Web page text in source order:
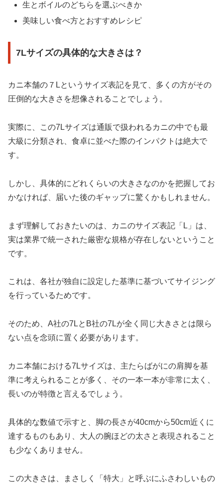
生とボイルのどちらを選ぶべきか
美味しい食べ方とおすすめレシピ
7Lサイズの具体的な大きさは？
カニ本舗の７Lというサイズ表記を見て、多くの方がその
圧倒的な大きさを想像されることでしょう。
実際に、この7Lサイズは通販で扱われるカニの中でも最
大級に分類され、食卓に並べた際のインパクトは絶大で
す。
しかし、具体的にどれくらいの大きさなのかを把握してお
かなければ、届いた後のギャップに驚くかもしれません。
まず理解しておきたいのは、カニのサイズ表記「L」は、
実は業界で統一された厳密な規格が存在しないということ
です。
これは、各社が独自に設定した基準に基づいてサイジング
を行っているためです。
そのため、A社の7LとB社の7Lが全く同じ大きさとは限ら
ない点を念頭に置く必要があります。
カニ本舗における7Lサイズは、主たらばがにの肩脚を基
準に考えられることが多く、その一本一本が非常に太く、
長いのが特徴と言えるでしょう。
具体的な数値で示すと、脚の長さが40cmから50cm近くに
達するものもあり、大人の腕ほどの太さと表現されること
も少なくありません。
この大きさは、まさしく「特大」と呼ぶにふさわしいもの